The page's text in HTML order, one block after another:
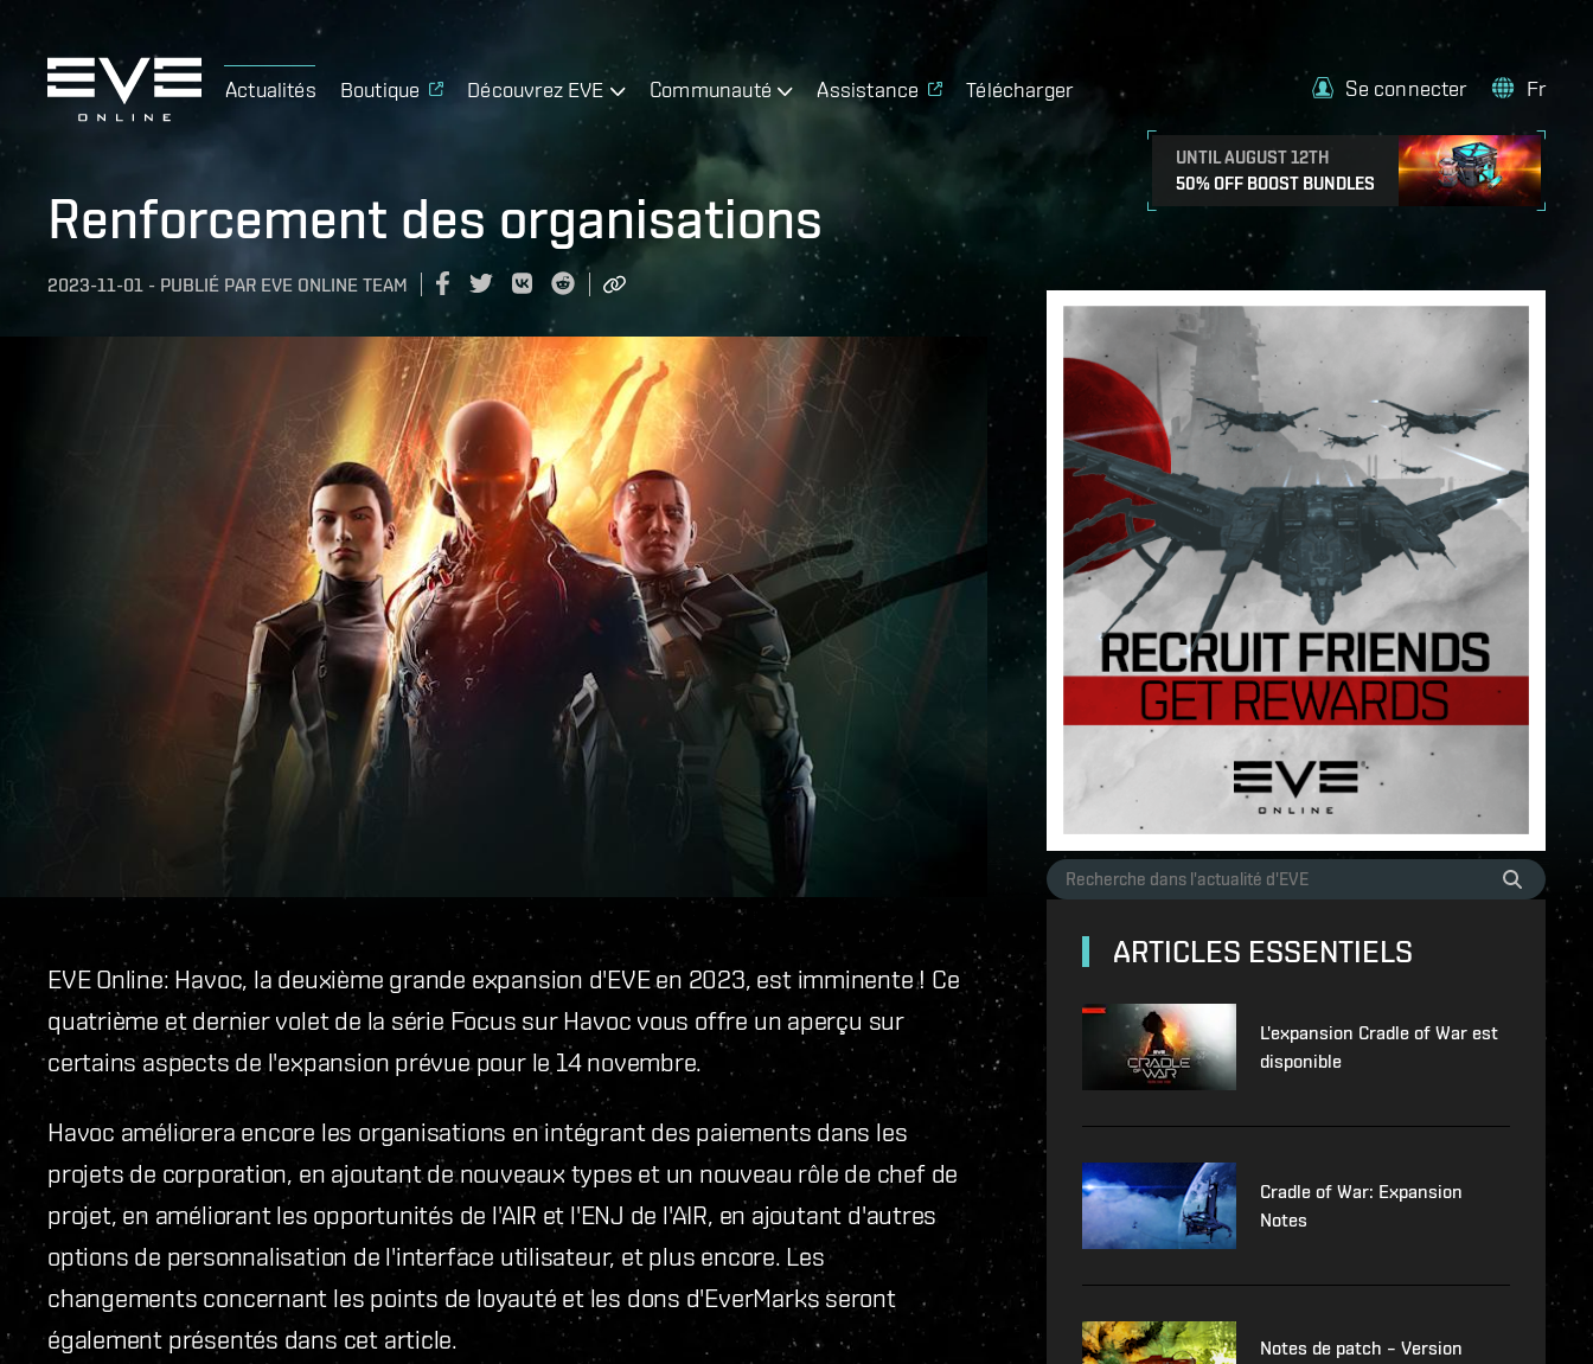
Actualités Boutique Découvrez EVE Communauté Assistance Télécharger
UNTIL AUGUST 12TH
50% OFF BOOST BUNDLES
Se connecter Fr
Renforcement des organisations
2023-11-01 - PUBLIÉ PAR EVE ONLINE TEAM
EVE Online: Havoc, la deuxième grande expansion d'EVE en 2023, est imminente ! Ce
quatrième et dernier volet de la série Focus sur Havoc vous offre un aperçu sur
certains aspects de l'expansion prévue pour le 14 novembre.
Havoc améliorera encore les organisations en intégrant des paiements dans les
projets de corporation, en ajoutant de nouveaux types et un nouveau rôle de chef de
projet, en améliorant les opportunités de l'AIR et l'ENJ de l'AIR, en ajoutant d'autres
options de personnalisation de l'interface utilisateur, et plus encore. Les
changements concernant les points de loyauté et les dons d'EverMarks seront
également présentés dans cet article.
ARTICLES ESSENTIELS
L'expansion Cradle of War est
disponible
Cradle of War: Expansion
Notes
Notes de patch – Version